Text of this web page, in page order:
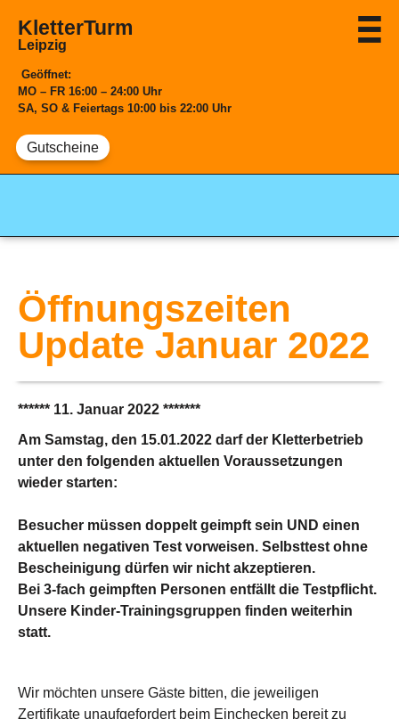
Öffnungszeiten
Update Januar 2022
****** 11. Januar 2022 *******
Am Samstag, den 15.01.2022 darf der Kletterbetrieb
unter den folgenden aktuellen Voraussetzungen
wieder starten:
Besucher müssen doppelt geimpft sein UND einen
aktuellen negativen Test vorweisen. Selbsttest ohne
Bescheinigung dürfen wir nicht akzeptieren.
Bei 3-fach geimpften Personen entfällt die Testpflicht.
Unsere Kinder-Trainingsgruppen finden weiterhin
statt.
Wir möchten unsere Gäste bitten, die jeweiligen
Zertifikate unaufgefordert beim Einchecken bereit zu
KletterTurm
Leipzig
Geöffnet:
MO – FR 16:00 – 24:00 Uhr
SA, SO & Feiertags 10:00 bis 22:00 Uhr
Gutscheine